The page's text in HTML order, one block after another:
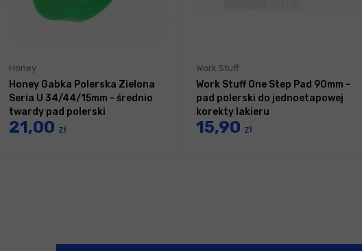
Honey
Honey Gabka Polerska Zielona
Seria U 34/44/15mm - średnio
twardy pad polerski
21,00 zł
Work Stuff
Work Stuff One Step Pad 90mm -
pad polerski do jednoetapowej
korekty lakieru
15,90 zł